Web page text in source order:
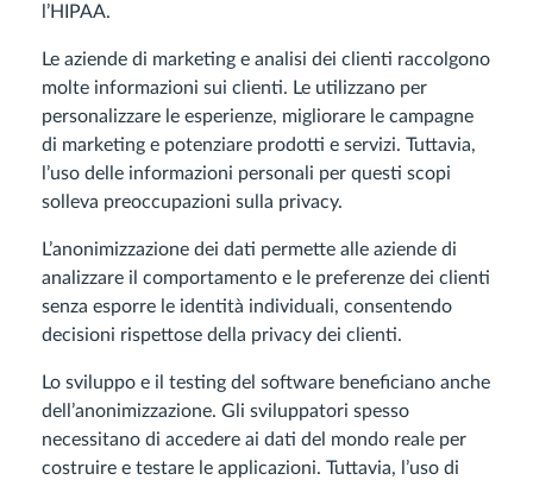
l’HIPAA.
Le aziende di marketing e analisi dei clienti raccolgono
molte informazioni sui clienti. Le utilizzano per
personalizzare le esperienze, migliorare le campagne
di marketing e potenziare prodotti e servizi. Tuttavia,
l’uso delle informazioni personali per questi scopi
solleva preoccupazioni sulla privacy.
L’anonimizzazione dei dati permette alle aziende di
analizzare il comportamento e le preferenze dei clienti
senza esporre le identità individuali, consentendo
decisioni rispettose della privacy dei clienti.
Lo sviluppo e il testing del software beneficiano anche
dell’anonimizzazione. Gli sviluppatori spesso
necessitano di accedere ai dati del mondo reale per
costruire e testare le applicazioni. Tuttavia, l’uso di